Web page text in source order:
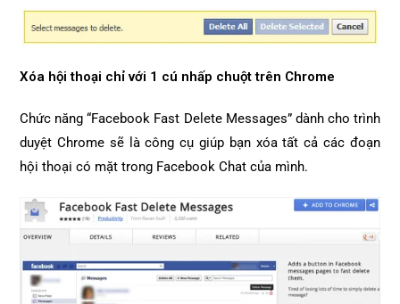
Xóa hội thoại chỉ với 1 cú nhấp chuột trên Chrome
Chức năng “Facebook Fast Delete Messages” dành cho trình
duyệt Chrome sẽ là công cụ giúp bạn xóa tất cả các đoạn
hội thoại có mặt trong Facebook Chat của mình.